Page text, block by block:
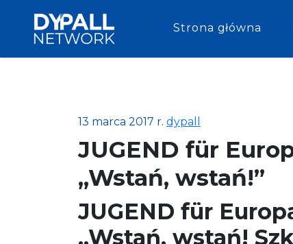
Strona główna
13 marca 2017 r. dypall
JUGEND für
„Wstań, wstań!”
JUGEND für
„Wstań, wstań!